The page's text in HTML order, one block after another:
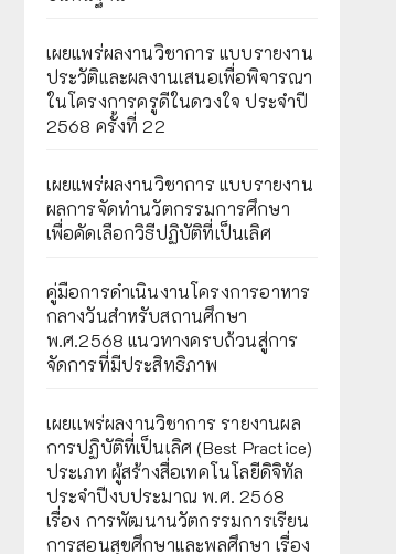
เผยแพร่ผลงานวิชาการ แบบรายงาน
ประวัติและผลงานเสนอเพื่อพิจารณา
ในโครงการครูดีในดวงใจ ประจำปี
2568 ครั้งที่ 22
เผยแพร่ผลงานวิชาการ แบบรายงาน
ผลการจัดทำนวัตกรรมการศึกษา
เพื่อคัดเลือกวิธีปฏิบัติที่เป็นเลิศ
คู่มือการดำเนินงานโครงการอาหาร
กลางวันสำหรับสถานศึกษา
พ.ศ.2568 แนวทางครบถ้วนสู่การ
จัดการที่มีประสิทธิภาพ
เผยเเพร่ผลงานวิชาการ รายงานผล
การปฏิบัติที่เป็นเลิศ (Best Practice)
ประเภท ผู้สร้างสื่อเทคโนโลยีดิจิทัล
ประจำปีงบประมาณ พ.ศ. 2568
เรื่อง การพัฒนานวัตกรรมการเรียน
การสอนสุขศึกษาและพลศึกษา เรื่อง